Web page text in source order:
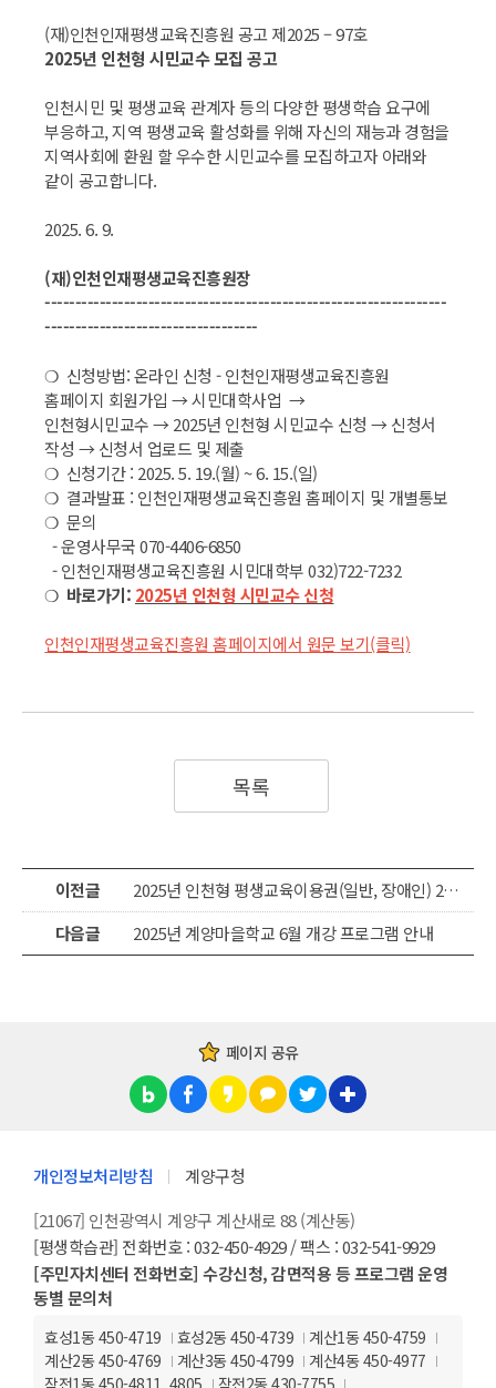
(재)인천인재평생교육진흥원 공고 제2025 – 97호
2025년 인천형 시민교수 모집 공고
인천시민 및 평생교육 관계자 등의 다양한 평생학습 요구에
부응하고, 지역 평생교육 활성화를 위해 자신의 재능과 경험을
지역사회에 환원 할 우수한 시민교수를 모집하고자 아래와
같이 공고합니다.
2025. 6. 9.
(재)인천인재평생교육진흥원장
------------------------------------------------------------------
-----------------------------------
❍ 신청방법: 온라인 신청 - 인천인재평생교육진흥원
홈페이지 회원가입 → 시민대학사업 →
인천형시민교수 → 2025년 인천형 시민교수 신청 → 신청서
작성 → 신청서 업로드 및 제출
❍ 신청기간 : 2025. 5. 19.(월) ~ 6. 15.(일)
❍ 결과발표 : 인천인재평생교육진흥원 홈페이지 및 개별통보
❍ 문의
- 운영사무국 070-4406-6850
- 인천인재평생교육진흥원 시민대학부 032)722-7232
❍ 바로가기: 2025년 인천형 시민교수 신청
인천인재평생교육진흥원 홈페이지에서 원문 보기(클릭)
목록
이전글
2025년 인천형 평생교육이용권(일반, 장애인) 2차 신청 접수 안내
다음글
2025년 계양마을학교 6월 개강 프로그램 안내
페이지 공유
개인정보처리방침
계양구청
[21067] 인천광역시 계양구 계산새로 88 (계산동)
[평생학습관] 전화번호 : 032-450-4929 / 팩스 : 032-541-9929
[주민자치센터 전화번호] 수강신청, 감면적용 등 프로그램 운영
동별 문의처
효성1동 450-4719 효성2동 450-4739
계산1동 450-4759
계산2동 450-4769
계산3동 450-4799
계산4동 450-4977